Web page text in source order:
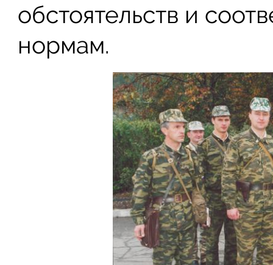
обстоятельств и
нормам.